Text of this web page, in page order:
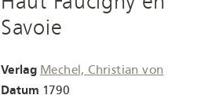
Savoie
Verlag Mechel, Christian von
Datum 1790